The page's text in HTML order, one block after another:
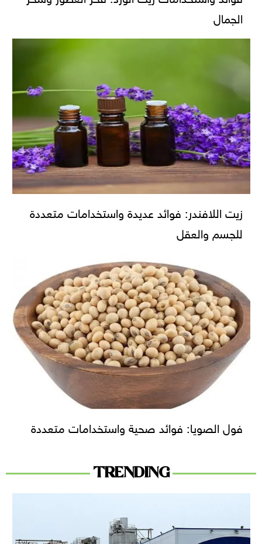
الجمال
زيت اللافندر: فوائد عديدة واستخدامات متعددة
للجسم والعقل
فول الصويا: فوائد صحية واستخدامات متعددة
TRENDING